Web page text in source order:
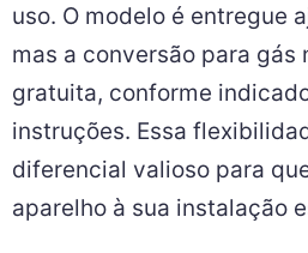
uso. O modelo é entregue
mas a conversão para gás
gratuita, conforme
instruções. Essa
diferencial valioso para
aparelho à sua instalação